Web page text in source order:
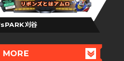
リボンズとはアムロ
リボンズとはアムロ
リボンズとはアムロ
刈谷
MORE